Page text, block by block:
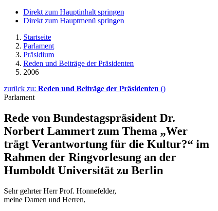
Direkt zum Hauptinhalt springen
Direkt zum Hauptmenü springen
Startseite
Parlament
Präsidium
Reden und Beiträge der Präsidenten
2006
zurück zu: Reden und Beiträge der Präsidenten ()
Parlament
Rede von Bundestagspräsident Dr.
Norbert Lammert zum Thema „Wer
trägt Verantwortung für die Kultur?“ im
Rahmen der Ringvorlesung an der
Humboldt Universität zu Berlin
Sehr gehrter Herr Prof. Honnefelder,
meine Damen und Herren,